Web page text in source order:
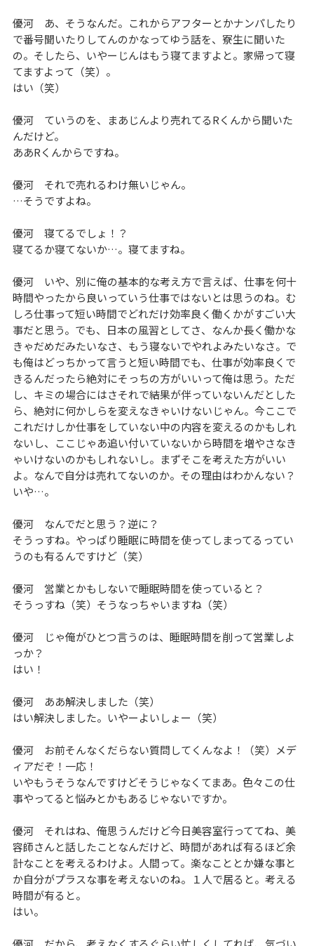
優河 あ、そうなんだ。これからアフターとかナンパしたり
で番号聞いたりしてんのかなってゆう話を、寮生に聞いた
の。そしたら、いやーじんはもう寝てますよと。家帰って寝
てますよって（笑）。
はい（笑）
優河 ていうのを、まあじんより売れてるRくんから聞いた
んだけど。
ああRくんからですね。
優河 それで売れるわけ無いじゃん。
…そうですよね。
優河 寝てるでしょ！？
寝てるか寝てないか…。寝てますね。
優河 いや、別に俺の基本的な考え方で言えば、仕事を何十
時間やったから良いっていう仕事ではないとは思うのね。む
しろ仕事って短い時間でどれだけ効率良く働くかがすごい大
事だと思う。でも、日本の風習としてさ、なんか長く働かな
きゃだめだみたいなさ、もう寝ないでやれよみたいなさ。で
も俺はどっちかって言うと短い時間でも、仕事が効率良くで
きるんだったら絶対にそっちの方がいいって俺は思う。ただ
し、キミの場合にはさそれで結果が伴っていないんだとした
ら、絶対に何かしらを変えなきゃいけないじゃん。今ここで
これだけしか仕事をしていない中の内容を変えるのかもしれ
ないし、ここじゃあ追い付いていないから時間を増やさなき
ゃいけないのかもしれないし。まずそこを考えた方がいい
よ。なんで自分は売れてないのか。その理由はわかんない？
いや…。
優河 なんでだと思う？逆に？
そうっすね。やっぱり睡眠に時間を使ってしまってるってい
うのも有るんですけど（笑）
優河 営業とかもしないで睡眠時間を使っていると？
そうっすね（笑）そうなっちゃいますね（笑）
優河 じゃ俺がひとつ言うのは、睡眠時間を削って営業しよ
っか？
はい！
優河 ああ解決しました（笑）
はい解決しました。いやーよいしょー（笑）
優河 お前そんなくだらない質問してくんなよ！（笑）メデ
ィアだぞ！一応！
いやもうそうなんですけどそうじゃなくてまあ。色々この仕
事やってると悩みとかもあるじゃないですか。
優河 それはね、俺思うんだけど今日美容室行っててね、美
容師さんと話したことなんだけど、時間があれば有るほど余
計なことを考えるわけよ。人間って。楽なこととか嫌な事と
か自分がプラスな事を考えないのね。１人で居ると。考える
時間が有ると。
はい。